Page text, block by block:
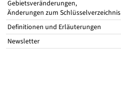
Gebietsveränderungen,
Änderungen zum Schlüsselverzeichnis
Definitionen und Erläuterungen
Newsletter